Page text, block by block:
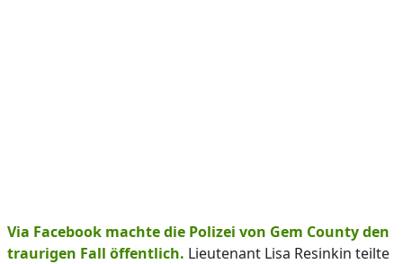
Via Facebook machte die Polizei von Gem County den
traurigen Fall öffentlich. Lieutenant Lisa Resinkin teilte